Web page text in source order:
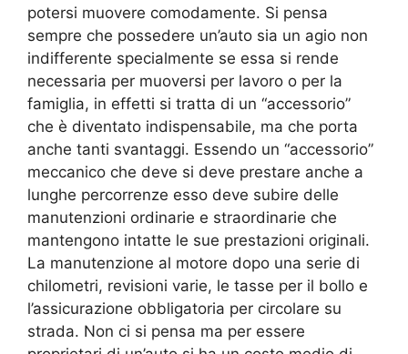
potersi muovere comodamente. Si pensa
sempre che possedere un’auto sia un agio non
indifferente specialmente se essa si rende
necessaria per muoversi per lavoro o per la
famiglia, in effetti si tratta di un “accessorio”
che è diventato indispensabile, ma che porta
anche tanti svantaggi. Essendo un “accessorio”
meccanico che deve si deve prestare anche a
lunghe percorrenze esso deve subire delle
manutenzioni ordinarie e straordinarie che
mantengono intatte le sue prestazioni originali.
La manutenzione al motore dopo una serie di
chilometri, revisioni varie, le tasse per il bollo e
l’assicurazione obbligatoria per circolare su
strada. Non ci si pensa ma per essere